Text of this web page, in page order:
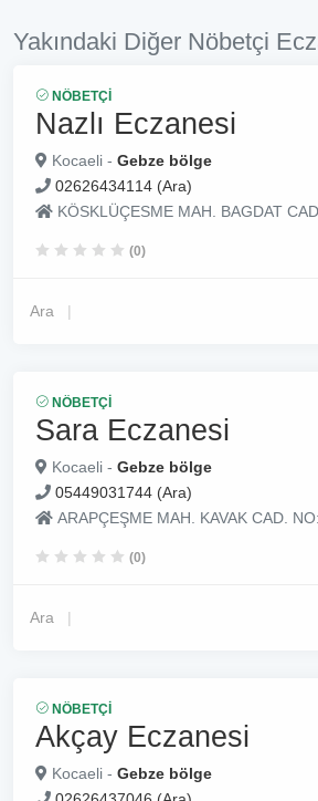
Yakındaki Diğer Nöbetçi
NÖBETÇI
Nazlı Eczanesi
Kocaeli - Gebze bölge
02626434114 (Ara)
KÖSKLÜÇESME MAH. BAGDAT
(0)
Ara
NÖBETÇI
Sara Eczanesi
Kocaeli - Gebze bölge
05449031744 (Ara)
ARAPÇEŞME MAH. KAVAK CAD.
(0)
Ara
NÖBETÇI
Akçay Eczanesi
Kocaeli - Gebze bölge